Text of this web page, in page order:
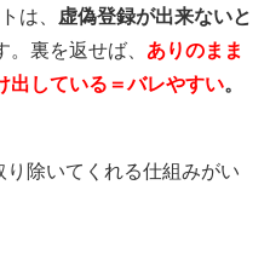
は、 虚偽登録が出来ないと
。裏を返せば、 ありのまま
出している＝バレやすい。
除いてくれる仕組みがい